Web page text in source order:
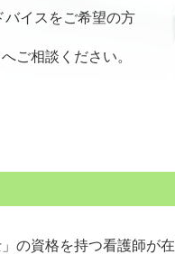
バイスをご希望の方
ご相談ください。
の資格を持つ看護師が在